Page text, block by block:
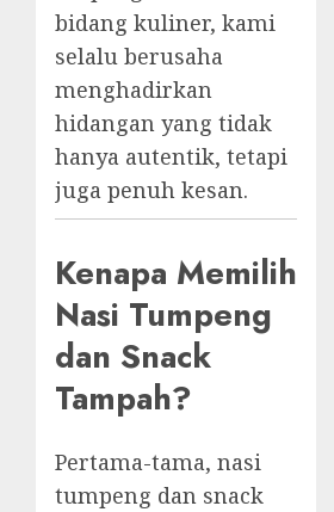
bidang kuliner, kami
selalu berusaha
menghadirkan
hidangan yang tidak
hanya autentik, tetapi
juga penuh kesan.
Kenapa Memilih
Nasi Tumpeng
dan Snack
Tampah?
Pertama-tama, nasi
tumpeng dan snack